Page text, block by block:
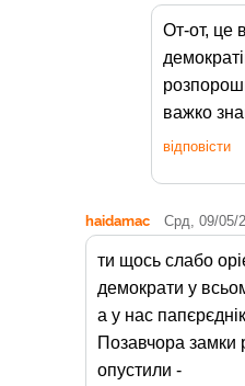
От-от, це
важко
відповісти
haidamac Срд, 09/05/
ти щось слабо
демократи у
а у нас
Позавчора замки
опустили -